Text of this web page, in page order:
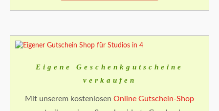
Eigene Geschenkgutscheine
verkaufen
Mit unserem kostenlosen Online Gutschein-Shop